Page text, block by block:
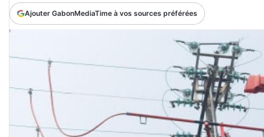
Ajouter GabonMediaTime à vos sources préférées